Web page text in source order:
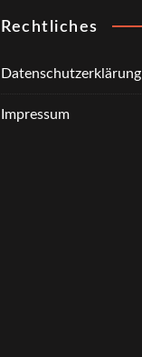
Rechtliches
Datenschutzerklärung
Impressum